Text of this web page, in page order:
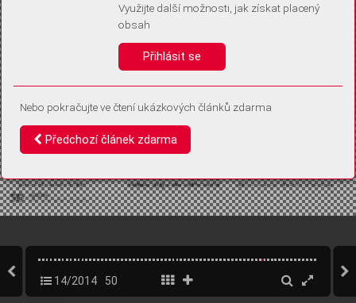
Vaše souhlasy a odmítnutí si ukládáme do vašeho zařízení, abychom se
vás už příště znovu neptali. Můžete je kdykoli později upravit ve Správě
14/2014 50
Využijte další možnosti, jak získat placený
obsah
Přihlásit se
Nebo pokračujte ve čtení ukázkových článků zdarma
Předchozí článek zdarma